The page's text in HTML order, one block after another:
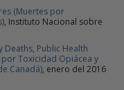
(Muertes por
, Instituto Nacional sobre
Public Health
Toxicidad Opiácea y
Canadá), enero del 2016